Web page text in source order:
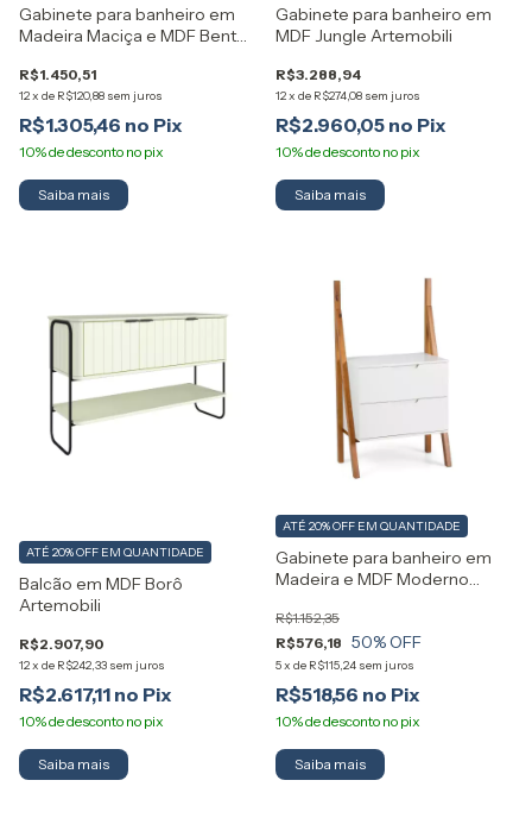
Gabinete para banheiro em
Madeira Maciça e MDF Bento
R$1.450,51
12x de R$120,88 sem juros
R$1.305,46
Saiba mais
Gabinete para banheiro em
MDF Jungle Artemobili
R$3.288,94
12x de R$274,08 sem juros
R$2.960,05
Saiba mais
Balcão em MDF Borô
Artemobili
R$2.907,90
12x de R$242,33 sem juros
ATÉ 20% OFF EM QUANTIDADE
R$2.617,11
Saiba mais
Gabinete para banheiro em
Madeira e MDF Moderno
R$576,18
R$1.152,35
50% OFF
5x de R$115,24 sem juros
ATÉ 20% OFF EM QUANTIDADE
R$518,56